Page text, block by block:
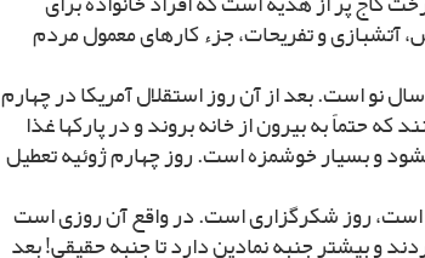
و تفریحات، جزء کارهاى معمول مردم
نو است. بعد از آن روز استقلال آمریکا در چهارم
حتماً به بیرون از خانه بروند و در پارک‏ها غذا
و بسیار خوشمزه است. روز چهارم ژوئیه تعطیل
روز شکرگزارى است. در واقع آن روزى است
و بیشتر جنبه نمادین دارد تا جنبه حقیقى! بعد